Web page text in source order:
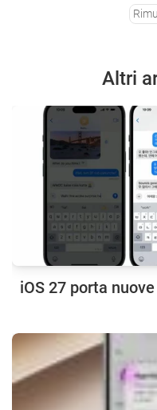
Altri
iOS 27 porta